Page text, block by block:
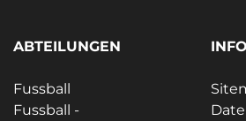
ABTEILUNGEN
Fussball
Fussball -